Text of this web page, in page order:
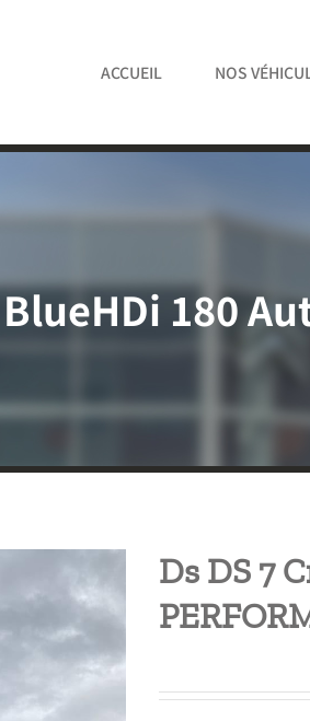
ACCUEIL NOS
180
Ds DS 7